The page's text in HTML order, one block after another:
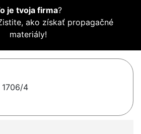
je tvoja firma?
ako získať propagačné
materiály!
4